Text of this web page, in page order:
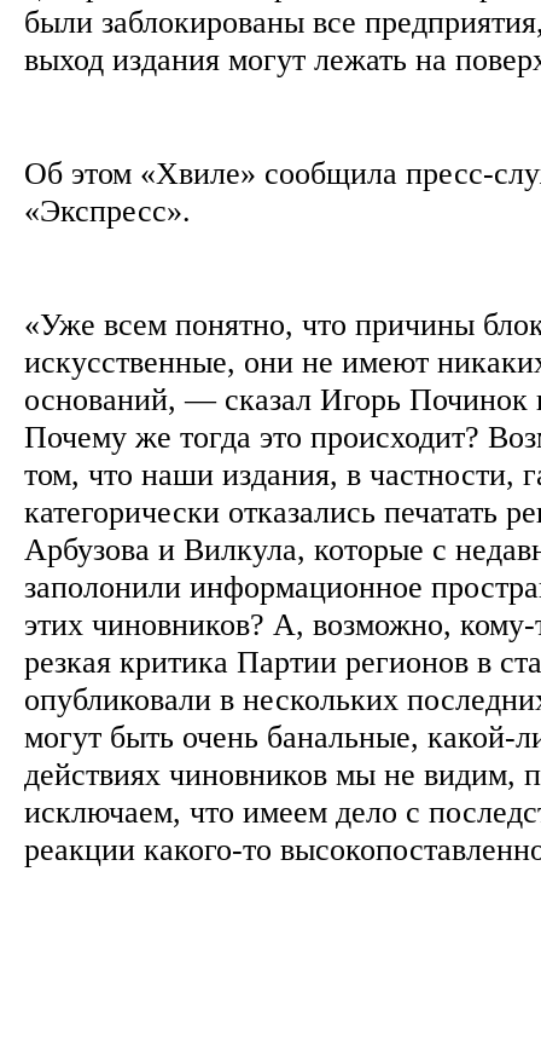
были заблокированы все
выход издания могут лежать на
Об этом «Хвиле» сообщила пресс-
«Экспресс».
«Уже всем понятно, что причины
искусственные, они не имеют
оснований, — сказал Игорь
Почему же тогда это происходит?
том, что наши издания, в частности,
категорически отказались печатать
Арбузова и Вилкула, которые с
заполонили информационное
этих чиновников? А, возможно,
резкая критика Партии регионов в
опубликовали в нескольких
могут быть очень банальные, какой-
действиях чиновников мы не видим,
исключаем, что имеем дело с
реакции какого-то